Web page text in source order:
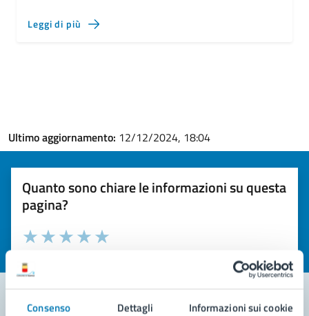
Consenso Dettagli Informazioni sui cookie
Leggi di più
Ultimo aggiornamento: 12/12/2024, 18:04
Quanto sono chiare le informazioni su questa
pagina?
Valuta la chiarezza delle informazioni (da 1 a 5 stelle)
Seleziona il numero di stelle per valutare la chiarezza delle